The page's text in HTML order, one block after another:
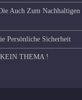
Auch Zum Nachhaltigen
Persönliche Sicherheit
THEMA !